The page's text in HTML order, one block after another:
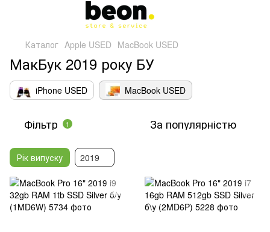
Каталог Apple USED MacBook USED
МакБук 2019 року БУ
iPhone USED MacBook USED
Фільтр 1 За популярністю
Рік випуску 2019